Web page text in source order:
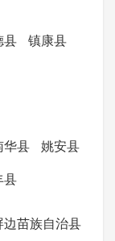
县 镇康县
华县 姚安县
县
边苗族自治县